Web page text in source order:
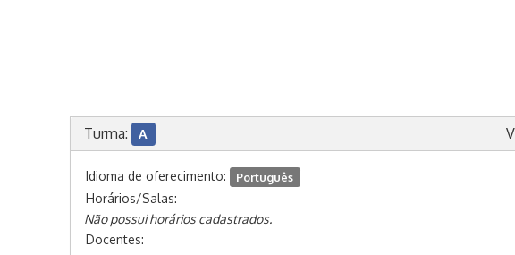
Turma: A
Idioma de oferecimento: Português
Horários/Salas:
Não possui horários cadastrados.
Docentes: